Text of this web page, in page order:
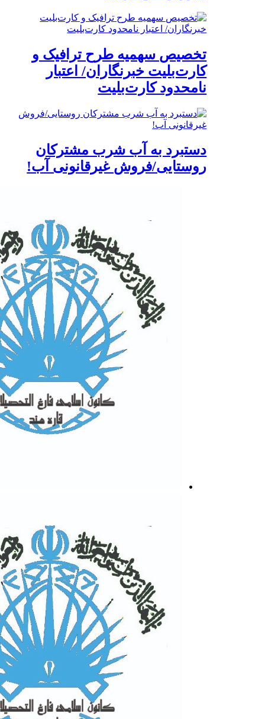
تخصیص سهمیه طرح ترافیک و
کارت‌بلیت خبرنگاران/ اعتبار
نامحدود کارت‌بلیت
دستبرد به آب شرب مشترکان
روستایی/فروش غیرقانونی آب!